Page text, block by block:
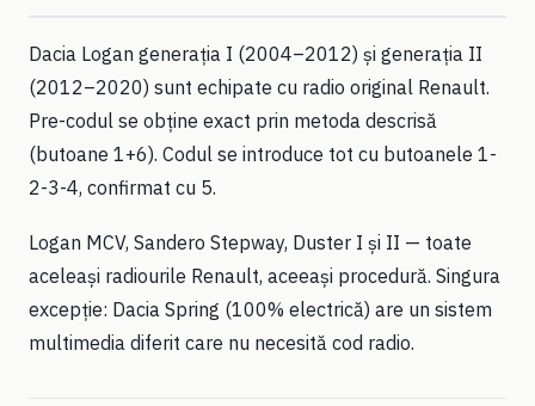
Dacia Logan generația I (2004–2012) și generația II
(2012–2020) sunt echipate cu radio original Renault.
Pre-codul se obține exact prin metoda descrisă
(butoane 1+6). Codul se introduce tot cu butoanele 1-
2-3-4, confirmat cu 5.
Logan MCV, Sandero Stepway, Duster I și II — toate
aceleași radiourile Renault, aceeași procedură. Singura
excepție: Dacia Spring (100% electrică) are un sistem
multimedia diferit care nu necesită cod radio.